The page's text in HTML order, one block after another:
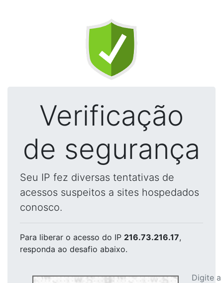
Verificação
de segurança
Seu IP fez diversas tentativas de
acessos suspeitos a sites hospedados
conosco.
Para liberar o acesso do IP 216.73.216.17,
responda ao desafio abaixo.
Digite